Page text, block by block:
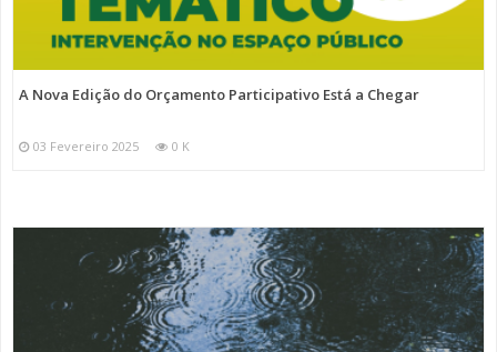
A Nova Edição do Orçamento Participativo Está a Chegar
03 Fevereiro 2025 0 K